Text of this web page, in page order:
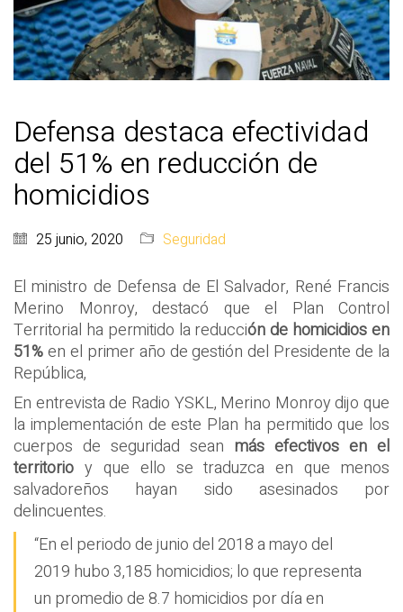
Defensa destaca efectividad
del 51% en reducción de
homicidios
25 junio, 2020 Seguridad
El ministro de Defensa de El Salvador, René Francis
Merino Monroy, destacó que el Plan Control
Territorial ha permitido la reducción de homicidios en
51%en el primer año de gestión del Presidente de la
República,
En entrevista de Radio YSKL, Merino Monroy dijo que
la implementación de este Plan ha permitido que los
cuerpos de seguridad sean más efectivos en el
territorio y que ello se traduzca en que menos
salvadoreños hayan sido asesinados por
delincuentes.
“En el periodo de junio del 2018 a mayo del
2019 hubo 3,185 homicidios; lo que representa
un promedio de 8.7 homicidios por día en